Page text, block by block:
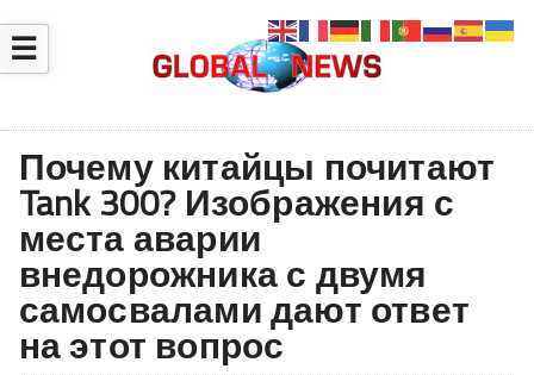
☰
Почему китайцы почитают
Tank 300? Изображения с
места аварии
внедорожника с двумя
самосвалами дают ответ
на этот вопрос